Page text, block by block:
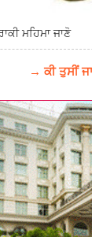
ਮਹਿਮਾ ਜਾਣੋ
→ ਕੀ ਤੁਸੀਂ